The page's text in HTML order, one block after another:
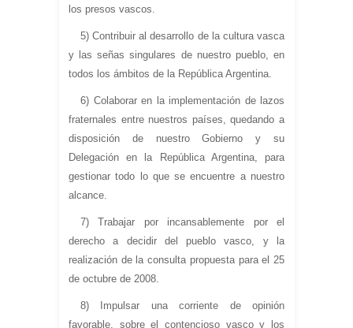
los presos vascos.
5) Contribuir al desarrollo de la cultura vasca
y las señas singulares de nuestro pueblo, en
todos los ámbitos de la República Argentina.
6) Colaborar en la implementación de lazos
fraternales entre nuestros países, quedando a
disposición de nuestro Gobierno y su
Delegación en la República Argentina, para
gestionar todo lo que se encuentre a nuestro
alcance.
7) Trabajar por incansablemente por el
derecho a decidir del pueblo vasco, y la
realización de la consulta propuesta para el 25
de octubre de 2008.
8) Impulsar una corriente de opinión
favorable, sobre el contencioso vasco y los